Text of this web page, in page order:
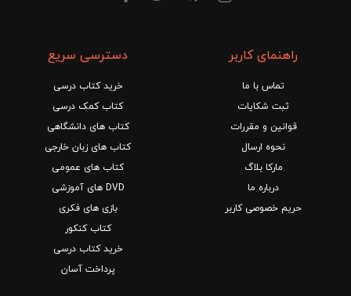
راهنمای کاربر
تماس با ما
ثبت شکایات
قوانین و مقررات
نحوه ارسال
مارکا بلاگ
درباره ما
حریم خصوصی کاربر
دسترسی سریع
خرید کتاب درسی
کتاب کمک درسی
کتاب های دانشگاهی
کتاب های زبان خارجی
کتاب های عمومی
DVD های آموزشی
بازی های فکری
کتاب کنکور
خرید کتاب درسی
پرداخت آسان